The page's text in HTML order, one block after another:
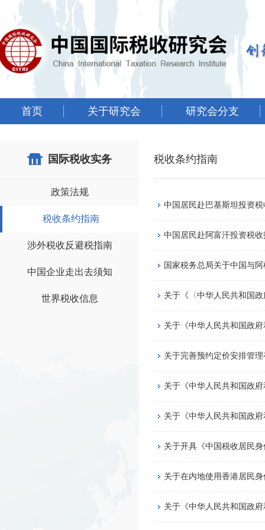
首页 关于研究会 研究会分支
国际税收实务
政策法规
税收条约指南
涉外税收反避税指南
中国企业走出去须知
世界税收信息
税收条约指南
中国居民赴巴基斯坦投资
中国居民赴阿富汗投资税收
国家税务总局关于中国与
关于《〈中华人民共和国
关于《中华人民共和国政
关于完善预约定价安排管
关于《中华人民共和国政
关于《中华人民共和国政
关于开具《中国税收居民
关于在内地使用香港居民
关于《中华人民共和国政